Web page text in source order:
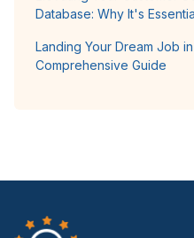
Database: Why It's
Landing Your Dream Job
Comprehensive Guide